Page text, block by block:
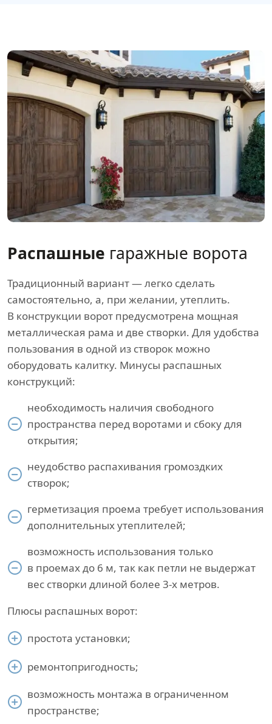
Распашные гаражные ворота
Традиционный вариант — легко сделать
самостоятельно, а, при желании, утеплить.
В конструкции ворот предусмотрена мощная
металлическая рама и две створки. Для удобства
пользования в одной из створок можно
оборудовать калитку. Минусы распашных
конструкций:
необходимость наличия свободного
пространства перед воротами и сбоку для
открытия;
неудобство распахивания громоздких
створок;
герметизация проема требует использования
дополнительных утеплителей;
возможность использования только
в проемах до 6 м, так как петли не выдержат
вес створки длиной более 3-х метров.
Плюсы распашных ворот:
простота установки;
ремонтопригодность;
возможность монтажа в ограниченном
пространстве;